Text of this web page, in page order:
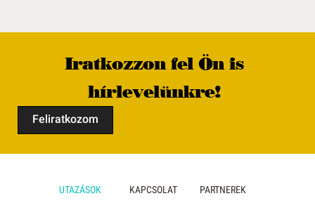
Iratkozzon fel Ön is
hírlevelünkre!
Feliratkozom
UTAZÁSOK KAPCSOLAT PARTNEREK